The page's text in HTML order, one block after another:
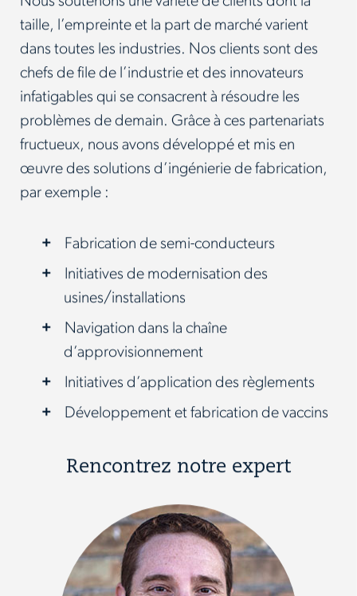
taille, l’empreinte et la part de marché varient
dans toutes les industries. Nos clients sont des
chefs de file de l’industrie et des innovateurs
infatigables qui se consacrent à résoudre les
problèmes de demain. Grâce à ces partenariats
fructueux, nous avons développé et mis en
œuvre des solutions d’ingénierie de fabrication,
par exemple :
Fabrication de semi-conducteurs
Initiatives de modernisation des
usines/installations
Navigation dans la chaîne
d’approvisionnement
Initiatives d’application des règlements
Développement et fabrication de vaccins
Rencontrez notre expert